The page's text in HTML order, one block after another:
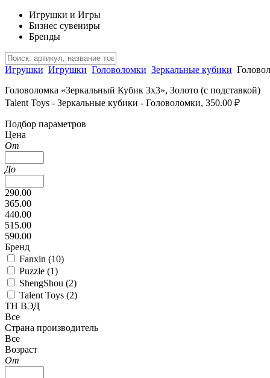
Игрушки и Игры
Бизнес сувениры
Бренды
Игрушки Игрушки Головоломки Зеркальные кубики
Головоломка «Зеркальный Кубик 3х3», Золото (с подставкой)
Talent Toys - Зеркальные кубики - Головоломки, 350.00 ₽
Подбор параметров
Цена
От
До
290.00
365.00
440.00
515.00
590.00
Бренд
Fanxin (10)
Puzzle (1)
ShengShou (2)
Talent Toys (2)
ТН ВЭД
Все
Страна производитель
Все
Возраст
От